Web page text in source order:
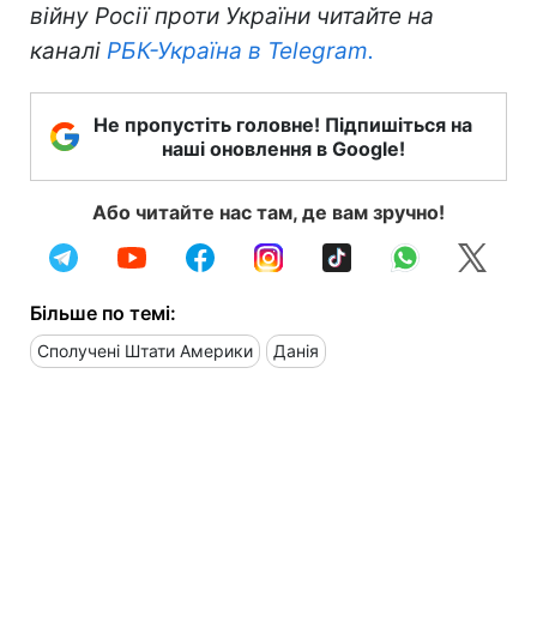
війну Росії проти України читайте на
каналі РБК-Україна в Telegram.
Не пропустіть головне! Підпишіться на
наші оновлення в Google!
Або читайте нас там, де вам зручно!
Більше по темі:
Сполучені Штати Америки Данія